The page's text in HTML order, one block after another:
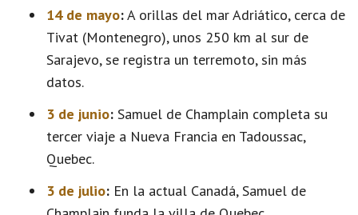
14 de mayo:A orillas del mar Adriático, cerca de
Tivat (Montenegro), unos 250 km al sur de
Sarajevo, se registra un terremoto, sin más
datos.
3 de junio: Samuel de Champlain completa su
tercer viaje a Nueva Francia en Tadoussac,
Quebec.
3 de julio: En la actual Canadá, Samuel de